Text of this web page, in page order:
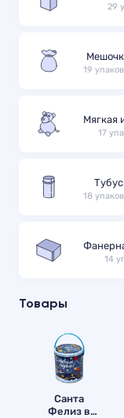
29
19
Мягкая
17
Тубус
18
14
Товары
Санта
Фелиз в